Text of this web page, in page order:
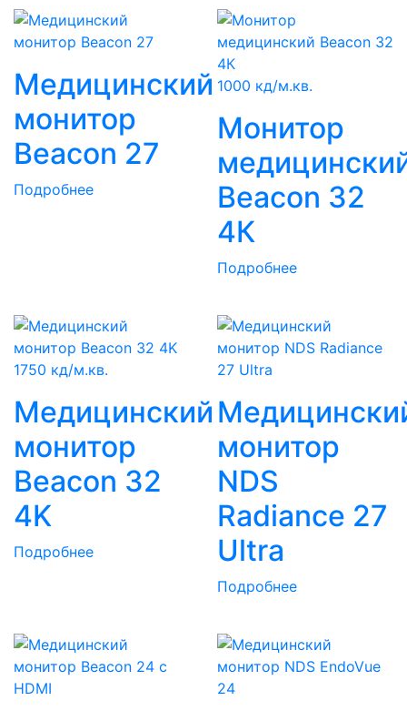
Медицинский
монитор
Beacon 27
Подробнее
1000 кд/м.кв.
Монитор
Beacon 32
4К
Подробнее
1750 кд/м.кв.
Медицинский
монитор
Beacon 32
4K
Подробнее
монитор
NDS
Radiance 27
Ultra
Подробнее